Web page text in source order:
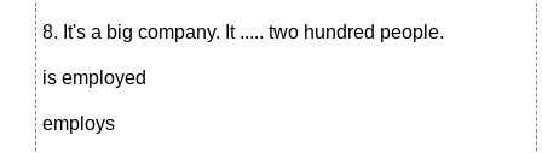
8. It's a big company. It ..... two hundred people.
is employed
employs